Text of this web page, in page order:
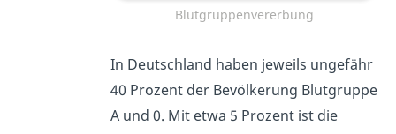
Blutgruppenvererbung
In Deutschland haben jeweils ungefähr
40 Prozent der Bevölkerung Blutgruppe
A und 0. Mit etwa 5 Prozent ist die